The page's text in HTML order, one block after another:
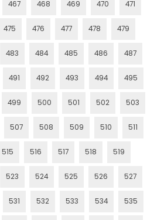
467 468 469 470 471
475 476 477 478 479
483 484 485 486 487
491 492 493 494 495
499 500 501 502 503
507 508 509 510 511
515 516 517 518 519
523 524 525 526 527
531 532 533 534 535